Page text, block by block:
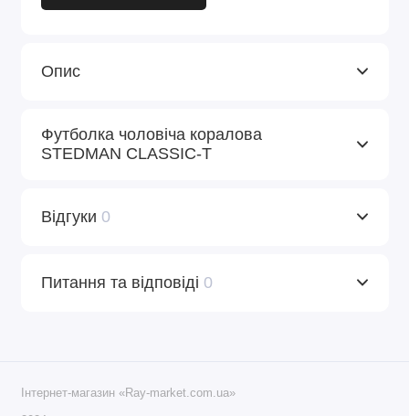
Опис
Футболка чоловіча коралова
STEDMАN CLASSIC-T
Відгуки 0
Питання та відповіді 0
Інтернет-магазин «Ray-market.com.ua»